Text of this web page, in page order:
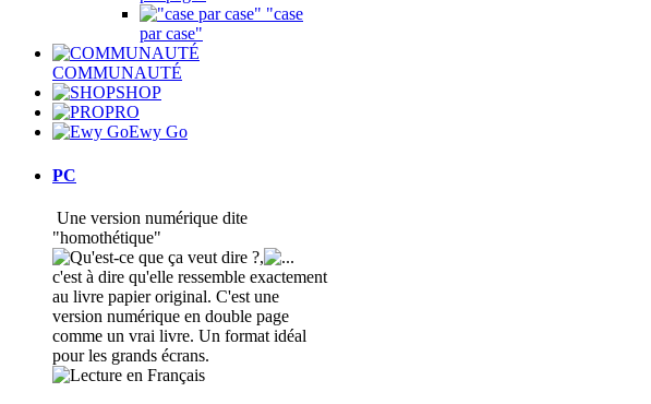
"case
par case"
COMMUNAUTÉ
SHOP
PRO
Ewy Go
PC
Une version numérique dite
"homothétique"
,
c'est à dire qu'elle ressemble exactement
au livre papier original. C'est une
version numérique en double page
comme un vrai livre. Un format idéal
pour les grands écrans.